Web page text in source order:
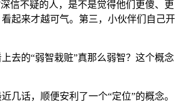
信不疑的人，是不是觉得他们更傻、更
起来才越可气。第三，小伙伴们自己开
几话，顺便安利了一个“定位”的概念。